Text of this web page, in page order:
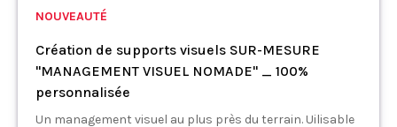
NOUVEAUTÉ
Création de supports visuels SUR-MESURE
"MANAGEMENT VISUEL NOMADE" _ 100%
personnalisée
Un management visuel au plus près du terrain. Uilisable